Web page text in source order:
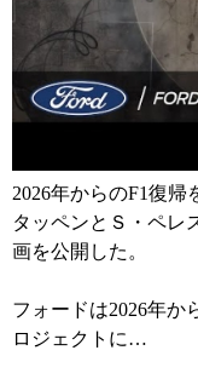
2026年からのF1復
タッペンとＳ・ペレ
画を公開した。
フォードは2026年か
ロジェクトに…